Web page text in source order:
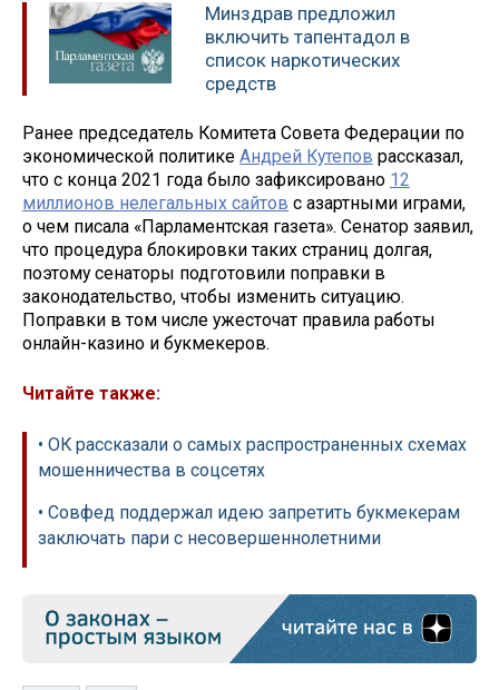
Минздрав предложил
включить тапентадол в
список наркотических
средств
Ранее председатель Комитета Совета Федерации по
экономической политике Андрей Кутепов рассказал,
что с конца 2021 года было зафиксировано 12
миллионов нелегальных сайтов с азартными играми,
о чем писала «Парламентская газета». Сенатор заявил,
что процедура блокировки таких страниц долгая,
поэтому сенаторы подготовили поправки в
законодательство, чтобы изменить ситуацию.
Поправки в том числе ужесточат правила работы
онлайн-казино и букмекеров.
Читайте также:
• ОК рассказали о самых распространенных схемах
мошенничества в соцсетях
• Совфед поддержал идею запретить букмекерам
заключать пари с несовершеннолетними